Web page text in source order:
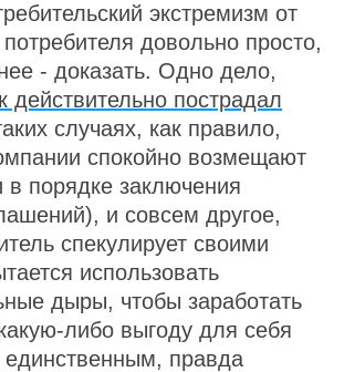
экстремизм от
довольно просто,
- доказать. Одно дело,
действительно пострадал
случаях, как правило,
спокойно возмещают
в порядке заключения
и совсем другое,
спекулирует своими
использовать
дыры, чтобы заработать
либо выгоду для себя
единственным, правда